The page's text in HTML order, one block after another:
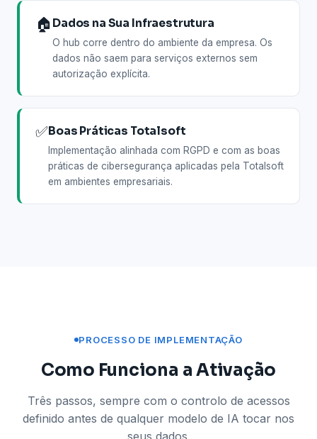
🏠 Dados na Sua Infraestrutura
O hub corre dentro do ambiente da empresa. Os
dados não saem para serviços externos sem
autorização explícita.
✅Boas Práticas Totalsoft
Implementação alinhada com RGPD e com as boas
práticas de cibersegurança aplicadas pela Totalsoft
em ambientes empresariais.
PROCESSO DE IMPLEMENTAÇÃO
Como Funciona a Ativação
Três passos, sempre com o controlo de acessos
definido antes de qualquer modelo de IA tocar nos
seus dados.